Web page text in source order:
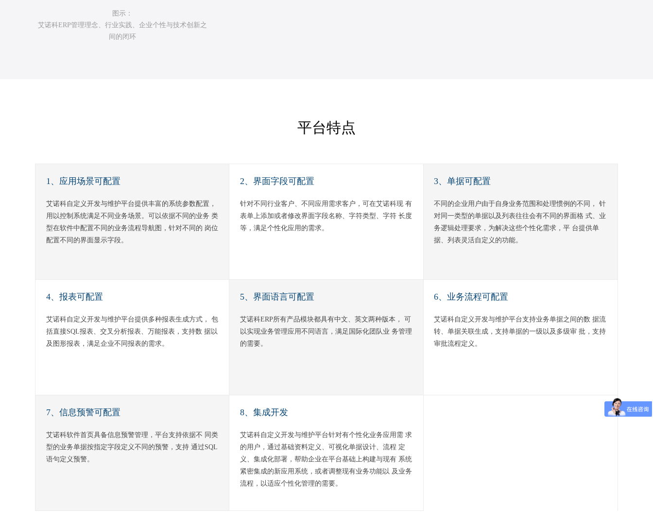
图示：
艾诺科ERP管理理念、行业实践、企业个性与技术创新之
间的闭环
平台特点
1、应用场景可配置
艾诺科自定义开发与维护平台提供丰富的系统参数配置，
用以控制系统满足不同业务场景。可以依据不同的业务 类
型在软件中配置不同的业务流程导航图，针对不同的 岗位
配置不同的界面显示字段。
2、界面字段可配置
针对不同行业客户、不同应用需求客户，可在艾诺科现 有
表单上添加或者修改界面字段名称、字符类型、字符 长度
等，满足个性化应用的需求。
3、单据可配置
不同的企业用户由于自身业务范围和处理惯例的不同， 针
对同一类型的单据以及列表往往会有不同的界面格 式、业
务逻辑处理要求，为解决这些个性化需求，平 台提供单
据、列表灵活自定义的功能。
4、报表可配置
艾诺科自定义开发与维护平台提供多种报表生成方式， 包
括直接SQL报表、交叉分析报表、万能报表，支持数 据以
及图形报表，满足企业不同报表的需求。
5、界面语言可配置
艾诺科ERP所有产品模块都具有中文、英文两种版本， 可
以实现业务管理应用不同语言，满足国际化团队业 务管理
的需要。
6、业务流程可配置
艾诺科自定义开发与维护平台支持业务单据之间的数 据流
转、单据关联生成，支持单据的一级以及多级审 批，支持
审批流程定义。
7、信息预警可配置
艾诺科软件首页具备信息预警管理，平台支持依据不 同类
型的业务单据按指定字段定义不同的预警，支持 通过SQL
语句定义预警。
8、集成开发
艾诺科自定义开发与维护平台针对有个性化业务应用需 求
的用户，通过基础资料定义、可视化单据设计、流程 定
义、集成化部署，帮助企业在平台基础上构建与现有 系统
紧密集成的新应用系统，或者调整现有业务功能以 及业务
流程，以适应个性化管理的需要。